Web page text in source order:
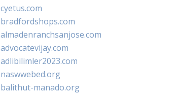
cyetus.com
bradfordshops.com
almadenranchsanjose.com
advocatevijay.com
adlibilimler2023.com
naswwebed.org
balithut-manado.org